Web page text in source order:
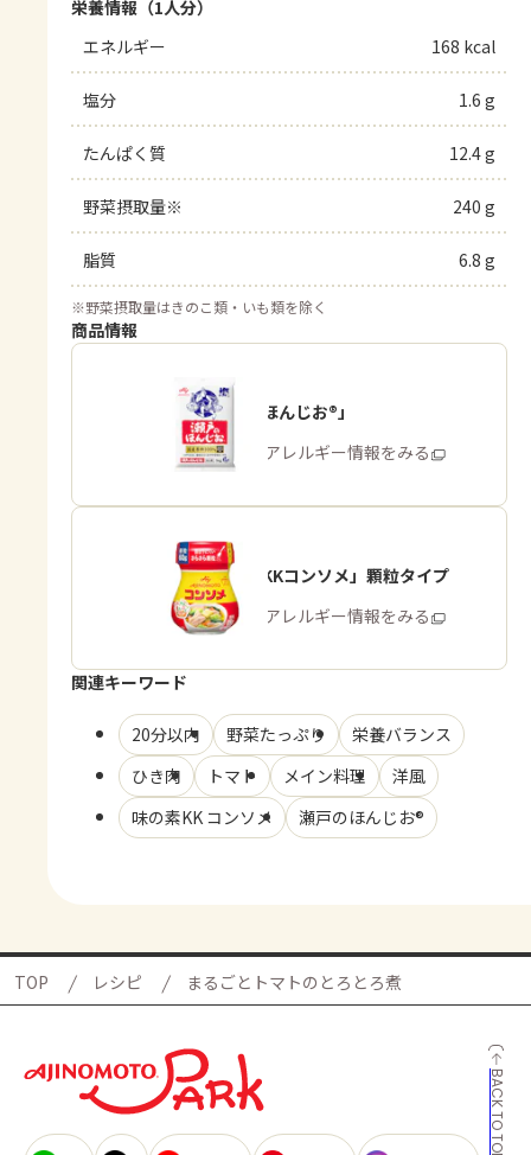
栄養情報（1人分）
エネルギー
168 kcal
塩分 1.6 g
たんぱく質 12.4 g
野菜摂取量※ 240 g
脂質 6.8 g
※野菜摂取量はきのこ類・いも類を除く
商品情報
「瀬戸のほんじお®」
商品・アレルギー情報をみる
「味の素KKコンソメ」顆粒タイプ
商品・アレルギー情報をみる
関連キーワード
20分以内 野菜たっぷり
栄養バランス
ひき肉
トマト メイン料理
洋風
味の素KK コンソメ
瀬戸のほんじお®
TOP レシピ まるごとトマトのとろとろ煮
BACK TO TOP